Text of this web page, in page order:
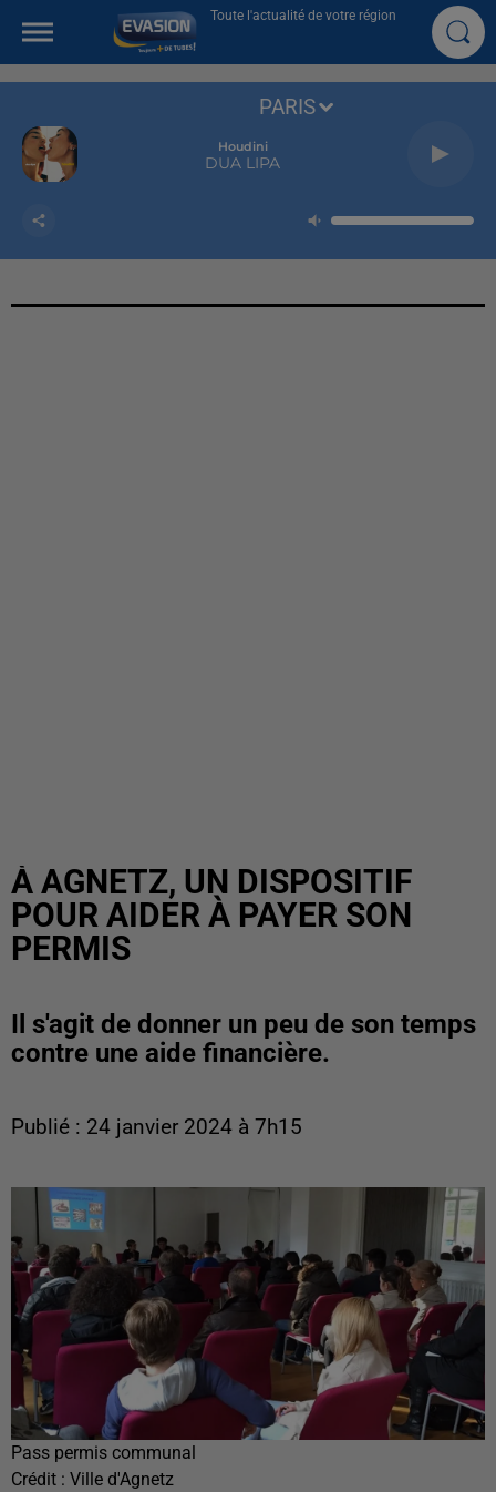
Toute l'actualité de votre région
Houdini
DUA LIPA
PARIS
À AGNETZ, UN DISPOSITIF
POUR AIDER À PAYER SON
PERMIS
Il s'agit de donner un peu de son temps
contre une aide financière.
Publié : 24 janvier 2024 à 7h15
Pass permis communal
Crédit : Ville d'Agnetz